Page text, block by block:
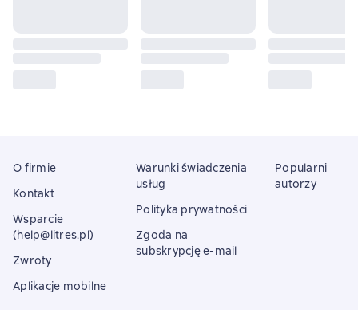
O firmie
Kontakt
Wsparcie
(help@litres.pl)
Zwroty
Aplikacje mobilne
Warunki świadczenia
usług
Polityka prywatności
Zgoda na
subskrypcję e-mail
Popularni
autorzy